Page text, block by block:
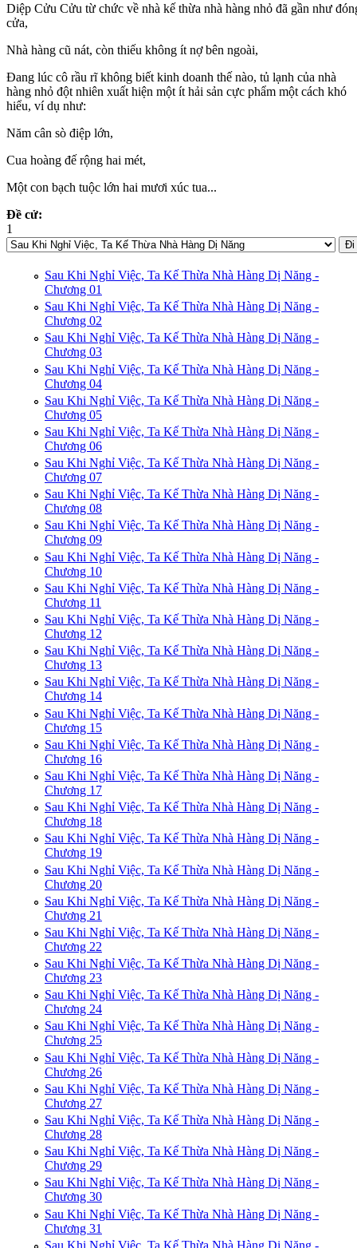
Diệp Cửu Cửu từ chức về nhà kế thừa nhà hàng nhỏ đã gần như
cửa,
Nhà hàng cũ nát, còn thiếu không ít nợ bên ngoài,
Đang lúc cô rầu rĩ không biết kinh doanh thế nào, tủ lạnh của nhà
hàng nhỏ đột nhiên xuất hiện một ít hải sản cực phẩm một cách khó
hiểu, ví dụ như:
Năm cân sò điệp lớn,
Cua hoàng đế rộng hai mét,
Một con bạch tuộc lớn hai mươi xúc tua...
Đề cử:
1
Vote up!
Sau Khi Nghỉ Việc, Ta Kế Thừa Nhà Hàng Dị Năng -
Chương 01
Sau Khi Nghỉ Việc, Ta Kế Thừa Nhà Hàng Dị Năng -
Chương 02
Sau Khi Nghỉ Việc, Ta Kế Thừa Nhà Hàng Dị Năng -
Chương 03
Sau Khi Nghỉ Việc, Ta Kế Thừa Nhà Hàng Dị Năng -
Chương 04
Sau Khi Nghỉ Việc, Ta Kế Thừa Nhà Hàng Dị Năng -
Chương 05
Sau Khi Nghỉ Việc, Ta Kế Thừa Nhà Hàng Dị Năng -
Chương 06
Sau Khi Nghỉ Việc, Ta Kế Thừa Nhà Hàng Dị Năng -
Chương 07
Sau Khi Nghỉ Việc, Ta Kế Thừa Nhà Hàng Dị Năng -
Chương 08
Sau Khi Nghỉ Việc, Ta Kế Thừa Nhà Hàng Dị Năng -
Chương 09
Sau Khi Nghỉ Việc, Ta Kế Thừa Nhà Hàng Dị Năng -
Chương 10
Sau Khi Nghỉ Việc, Ta Kế Thừa Nhà Hàng Dị Năng -
Chương 11
Sau Khi Nghỉ Việc, Ta Kế Thừa Nhà Hàng Dị Năng -
Chương 12
Sau Khi Nghỉ Việc, Ta Kế Thừa Nhà Hàng Dị Năng -
Chương 13
Sau Khi Nghỉ Việc, Ta Kế Thừa Nhà Hàng Dị Năng -
Chương 14
Sau Khi Nghỉ Việc, Ta Kế Thừa Nhà Hàng Dị Năng -
Chương 15
Sau Khi Nghỉ Việc, Ta Kế Thừa Nhà Hàng Dị Năng -
Chương 16
Sau Khi Nghỉ Việc, Ta Kế Thừa Nhà Hàng Dị Năng -
Chương 17
Sau Khi Nghỉ Việc, Ta Kế Thừa Nhà Hàng Dị Năng -
Chương 18
Sau Khi Nghỉ Việc, Ta Kế Thừa Nhà Hàng Dị Năng -
Chương 19
Sau Khi Nghỉ Việc, Ta Kế Thừa Nhà Hàng Dị Năng -
Chương 20
Sau Khi Nghỉ Việc, Ta Kế Thừa Nhà Hàng Dị Năng -
Chương 21
Sau Khi Nghỉ Việc, Ta Kế Thừa Nhà Hàng Dị Năng -
Chương 22
Sau Khi Nghỉ Việc, Ta Kế Thừa Nhà Hàng Dị Năng -
Chương 23
Sau Khi Nghỉ Việc, Ta Kế Thừa Nhà Hàng Dị Năng -
Chương 24
Sau Khi Nghỉ Việc, Ta Kế Thừa Nhà Hàng Dị Năng -
Chương 25
Sau Khi Nghỉ Việc, Ta Kế Thừa Nhà Hàng Dị Năng -
Chương 26
Sau Khi Nghỉ Việc, Ta Kế Thừa Nhà Hàng Dị Năng -
Chương 27
Sau Khi Nghỉ Việc, Ta Kế Thừa Nhà Hàng Dị Năng -
Chương 28
Sau Khi Nghỉ Việc, Ta Kế Thừa Nhà Hàng Dị Năng -
Chương 29
Sau Khi Nghỉ Việc, Ta Kế Thừa Nhà Hàng Dị Năng -
Chương 30
Sau Khi Nghỉ Việc, Ta Kế Thừa Nhà Hàng Dị Năng -
Chương 31
Sau Khi Nghỉ Việc, Ta Kế Thừa Nhà Hàng Dị Năng -